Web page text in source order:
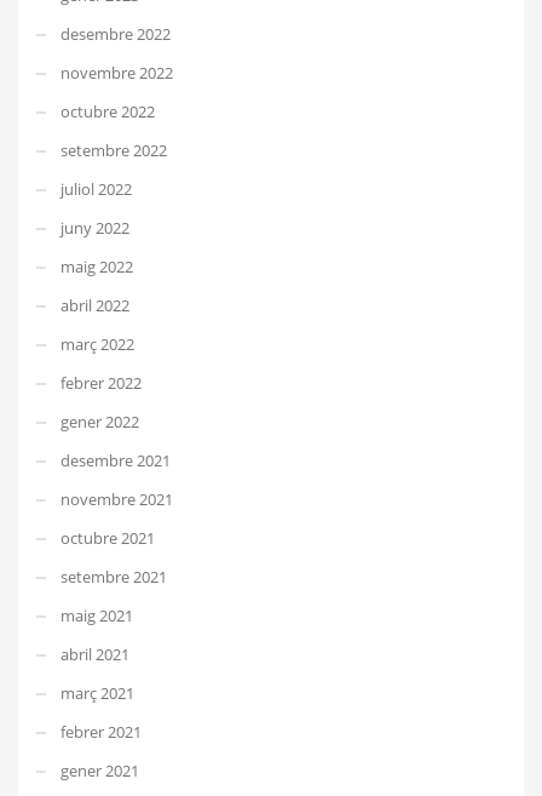
desembre 2022
novembre 2022
octubre 2022
setembre 2022
juliol 2022
juny 2022
maig 2022
abril 2022
març 2022
febrer 2022
gener 2022
desembre 2021
novembre 2021
octubre 2021
setembre 2021
maig 2021
abril 2021
març 2021
febrer 2021
gener 2021